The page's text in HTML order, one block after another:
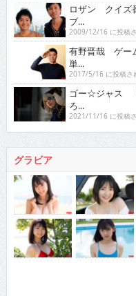
ロザン クイズ
ブ...
2009/12/16 に投稿
有野晋哉 ゲー
単...
2017/5/16 に投稿さ
ゴー☆ジャス
ろ...
2021/11/16 に投稿
グラビア